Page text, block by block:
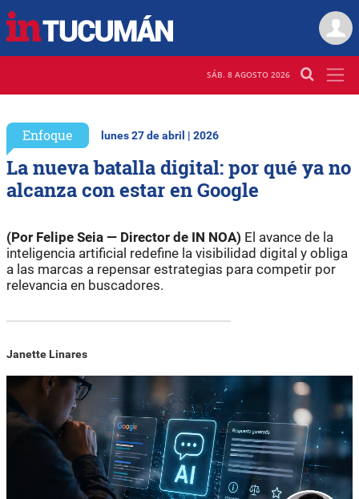
SÁB. 8 AGOSTO 2026
Enfoque lunes 27 de abril | 2026
La nueva batalla digital: por qué ya no
alcanza con estar en Google
(Por Felipe Seia — Director de IN NOA) El avance de la
inteligencia artificial redefine la visibilidad digital y obliga
a las marcas a repensar estrategias para competir por
relevancia en buscadores.
Janette Linares